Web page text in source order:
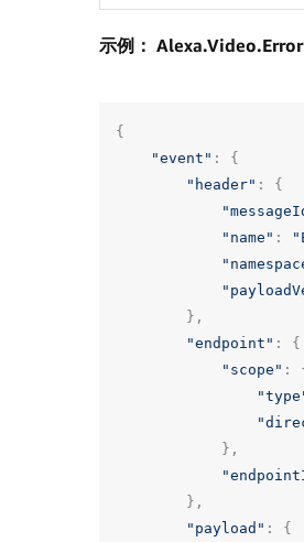
示例：
{
"event" :
{
"header" :
{
"name" :
},
"endpoint" :
{
"scope" :
},
},
"payload" : {